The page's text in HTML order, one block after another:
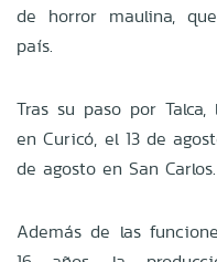
de horror maulina,
país.
Tras su paso por
en Curicó, el 13 de
de agosto en San Carlos.
Además de las